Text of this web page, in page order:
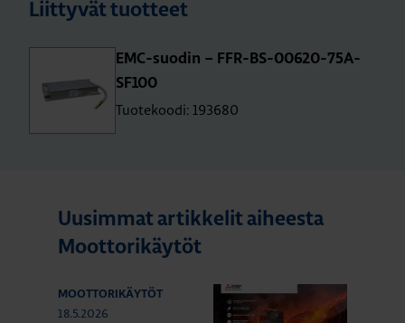
Liittyvät tuotteet
EMC-suo­din – FFR-BS-00620-75A-
SF100
Tuotekoodi: 193680
Uusimmat artikkelit aiheesta
Moottorikäytöt
MOOTTORIKÄYTÖT
18.5.2026